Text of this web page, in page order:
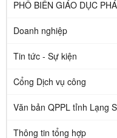
PHỔ BIẾN GIÁO DỤC
Doanh nghiệp
Tin tức - Sự kiện
Cổng Dịch vụ công
Văn bản QPPL tỉnh Lạng
Thông tin tổng hợp